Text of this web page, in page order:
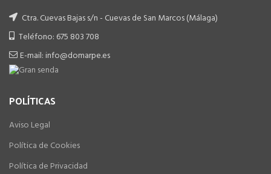
Ctra. Cuevas Bajas s/n - Cuevas de San Marcos (Málaga)
Teléfono: 675 803 708
E-mail: info@domarpe.es
POLÍTICAS
Aviso Legal
Política de Cookies
Política de Privacidad